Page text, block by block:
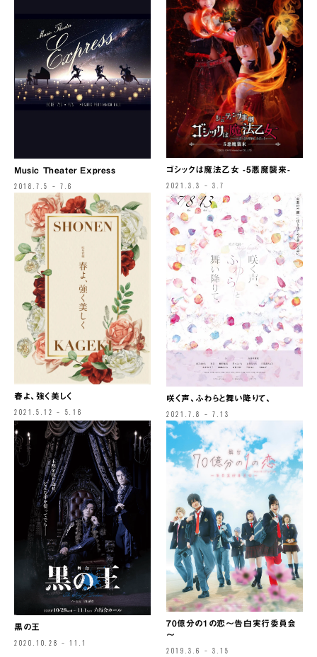
Music Theater Express
2018.7.5 – 7.6
ゴシックは魔法乙女 -5悪魔襲来-
2021.3.3 – 3.7
春よ、強く美しく
2021.5.12 – 5.16
咲く声、ふわらと舞い降りて、
2021.7.8 – 7.13
黒の王
2020.10.28 – 11.1
70億分の1の恋～告白実行委員会
～
2019.3.6 – 3.15